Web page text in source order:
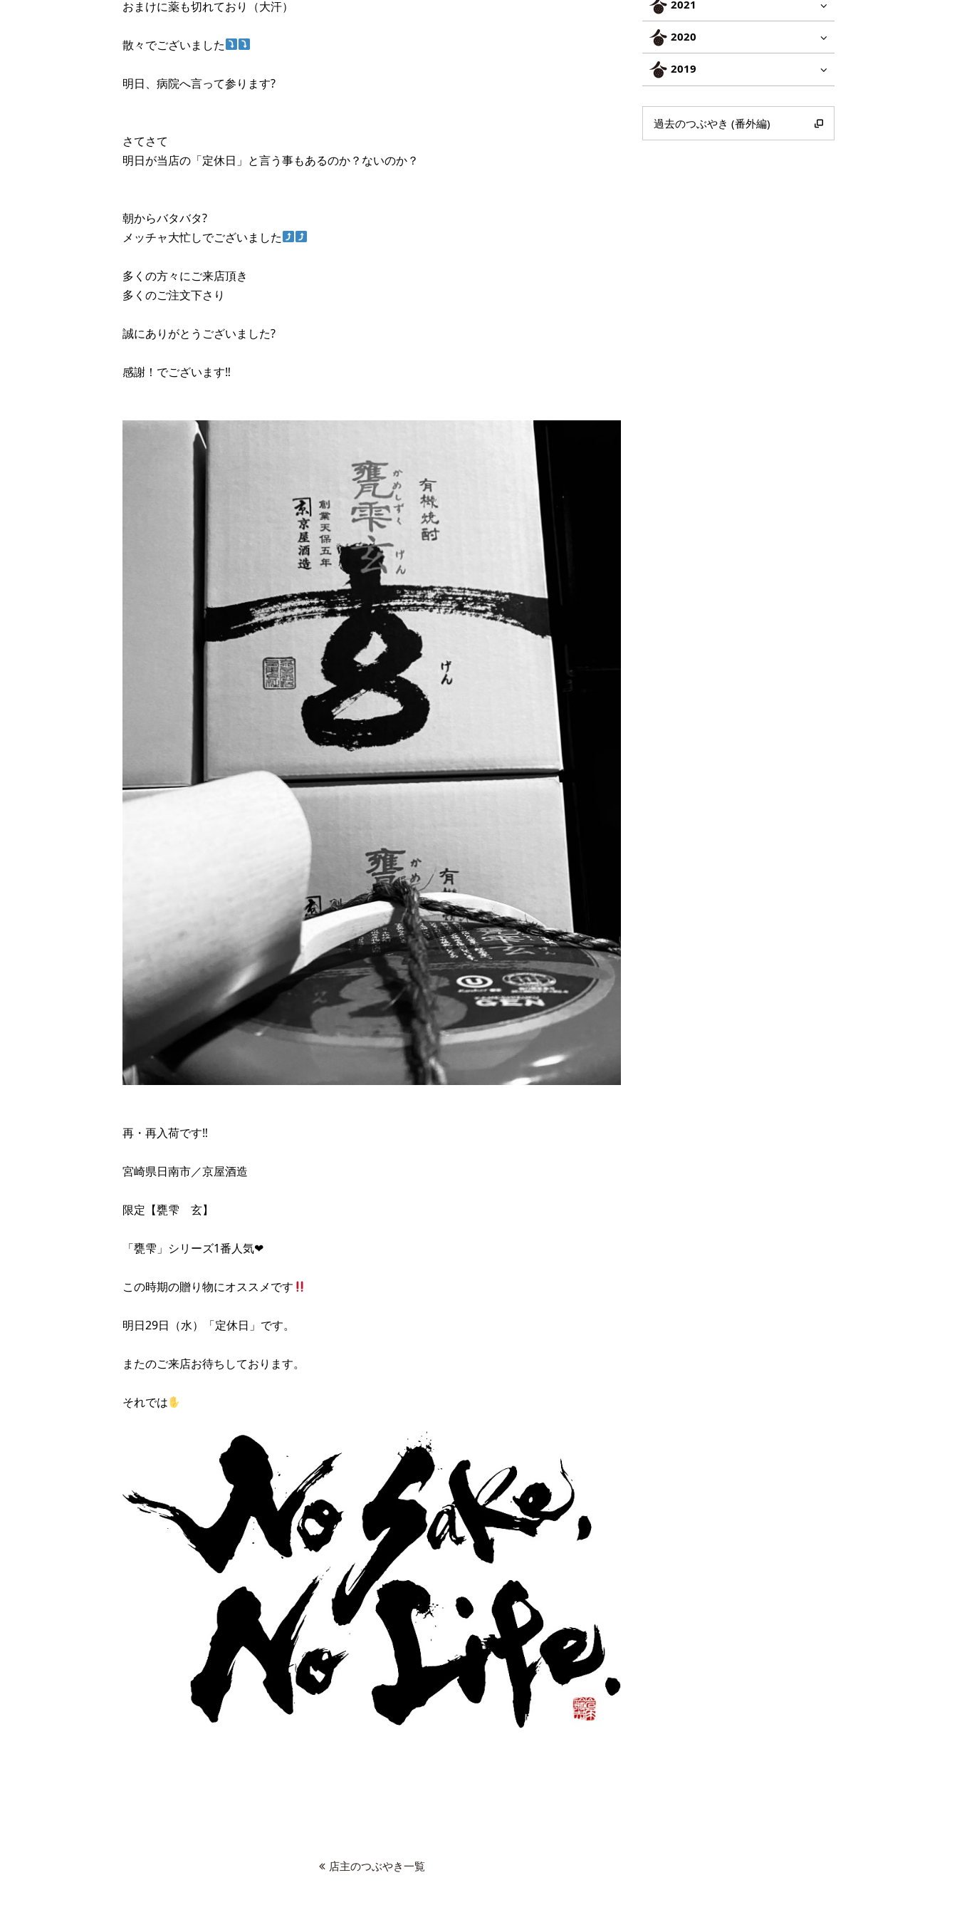
おまけに薬も切れており（大汗）
散々でございました
明日、病院へ言って参ります?
さてさて
明日が当店の「定休日」と言う事もあるのか？ないのか？
朝からバタバタ?
メッチャ大忙しでございました
多くの方々にご来店頂き
多くのご注文下さり
誠にありがとうございました?
感謝！でございます‼︎
再・再入荷です‼︎
宮崎県日南市／京屋酒造
限定【甕雫 玄】
「甕雫」シリーズ1番人気❤︎
この時期の贈り物にオススメです
明日29日（水）「定休日」です。
またのご来店お待ちしております。
それでは
店主のつぶやき一覧
2021
2020
2019
過去のつぶやき (番外編)